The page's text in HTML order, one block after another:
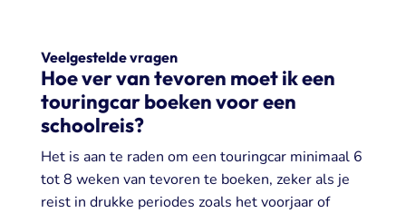
Veelgestelde vragen
Hoe ver van tevoren moet ik een
touringcar boeken voor een
schoolreis?
Het is aan te raden om een touringcar minimaal 6
tot 8 weken van tevoren te boeken, zeker als je
reist in drukke periodes zoals het voorjaar of